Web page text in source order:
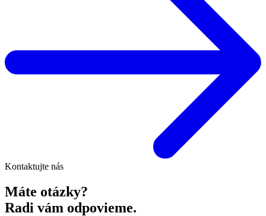
Kontaktujte nás
Máte otázky?
Radi vám odpovieme.